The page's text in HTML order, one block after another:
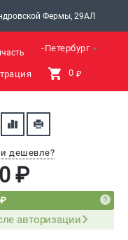
Фермы, 29АЛ
Санкт-Петербург
0 ₽
дешевле?
₽
авторизации